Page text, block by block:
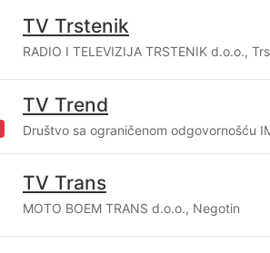
TV Trstenik
RADIO I TELEVIZIJA TRSTENIK d.o.o.,
TV Trend
Društvo sa ograničenom odgovornošću
TV Trans
MOTO BOEM TRANS d.o.o., Negotin